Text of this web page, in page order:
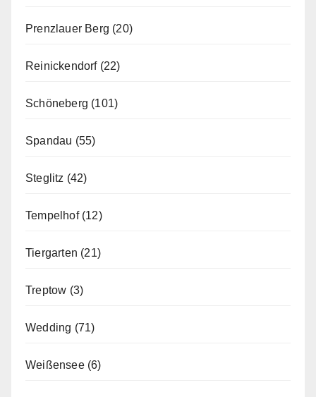
Prenzlauer Berg (20)
Reinickendorf(22)
Schöneberg (101)
Spandau (55)
Steglitz (42)
Tempelhof(12)
Tiergarten (21)
Treptow (3)
Wedding (71)
Weißensee(6)